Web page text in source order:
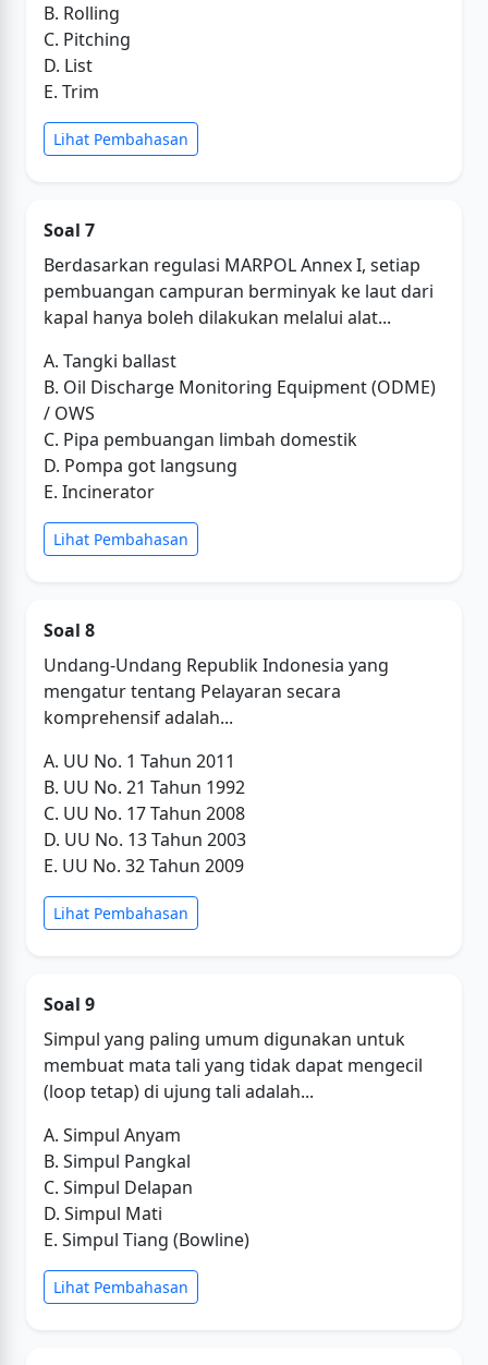
B. Rolling
C. Pitching
D. List
E. Trim
Lihat Pembahasan
Soal 7
Berdasarkan regulasi MARPOL Annex I, setiap
pembuangan campuran berminyak ke laut dari
kapal hanya boleh dilakukan melalui alat...
A. Tangki ballast
B. Oil Discharge Monitoring Equipment (ODME)
/ OWS
C. Pipa pembuangan limbah domestik
D. Pompa got langsung
E. Incinerator
Lihat Pembahasan
Soal 8
Undang-Undang Republik Indonesia yang
mengatur tentang Pelayaran secara
komprehensif adalah...
A. UU No. 1 Tahun 2011
B. UU No. 21 Tahun 1992
C. UU No. 17 Tahun 2008
D. UU No. 13 Tahun 2003
E. UU No. 32 Tahun 2009
Lihat Pembahasan
Soal 9
Simpul yang paling umum digunakan untuk
membuat mata tali yang tidak dapat mengecil
(loop tetap) di ujung tali adalah...
A. Simpul Anyam
B. Simpul Pangkal
C. Simpul Delapan
D. Simpul Mati
E. Simpul Tiang (Bowline)
Lihat Pembahasan